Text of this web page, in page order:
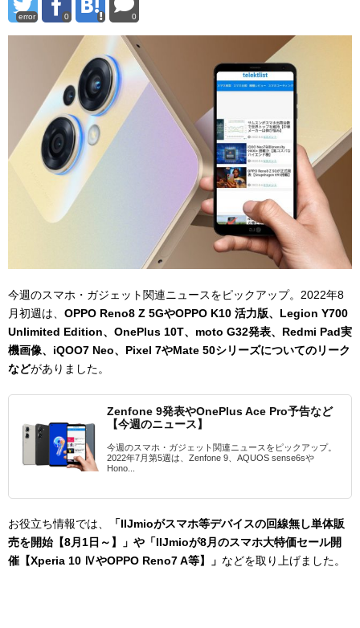
error 0 0
今週のスマホ・ガジェット関連ニュースをピックアップ。2022年8
月初週は、 OPPO Reno8 Z 5GやOPPO K10 活力版、Legion Y700
Unlimited Edition、OnePlus 10T、moto G32発表、Redmi Pad実
機画像、iQOO7 Neo、Pixel 7やMate 50シリーズについてのリーク
などがありました。
Zenfone 9発表やOnePlus Ace Pro予告など
【今週のニュース】
今週のスマホ・ガジェット関連ニュースをピックアップ。
2022年7月第5週は、Zenfone 9、AQUOS sense6sや
Hono...
お役立ち情報では、
「IIJmioがスマホ等デバイスの回線無し単体販
売を開始【8月1日～】
」や「IIJmioが8月のスマホ大特価セール開
催【Xperia 10 ⅣやOPPO Reno7 A等】」 などを取り上げました。